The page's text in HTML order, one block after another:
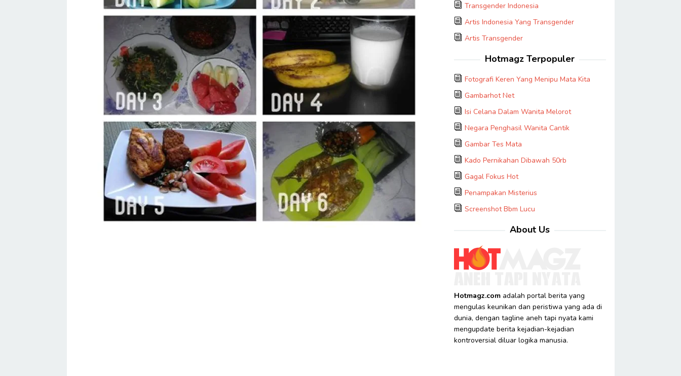
Transgender Indonesia
Artis Indonesia Yang Transgender
Artis Transgender
Hotmagz Terpopuler
Fotografi Keren Yang Menipu Mata Kita
Gambarhot Net
Isi Celana Dalam Wanita Melorot
Negara Penghasil Wanita Cantik
Gambar Tes Mata
Kado Pernikahan Dibawah 50rb
Gagal Fokus Hot
Penampakan Misterius
Screenshot Bbm Lucu
About Us
Hotmagz.comadalah portal berita yang
mengulas keunikan dan peristiwa yang ada di
dunia, dengan tagline aneh tapi nyata kami
mengupdate berita kejadian-kejadian
kontroversial diluar logika manusia.